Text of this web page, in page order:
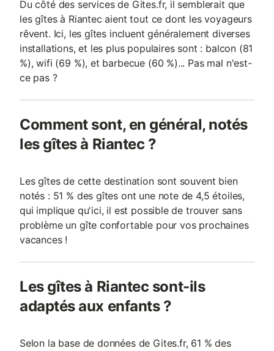
Du côté des services de Gites.fr, il semblerait que
les gîtes à Riantec aient tout ce dont les voyageurs
rêvent. Ici, les gîtes incluent généralement diverses
installations, et les plus populaires sont : balcon (81
%), wifi (69 %), et barbecue (60 %)... Pas mal n'est-
ce pas ?
Comment sont, en général, notés
les gîtes à Riantec ?
Les gîtes de cette destination sont souvent bien
notés : 51 % des gîtes ont une note de 4,5 étoiles,
qui implique qu'ici, il est possible de trouver sans
problème un gîte confortable pour vos prochaines
vacances !
Les gîtes à Riantec sont-ils
adaptés aux enfants ?
Selon la base de données de Gites.fr, 61 % des